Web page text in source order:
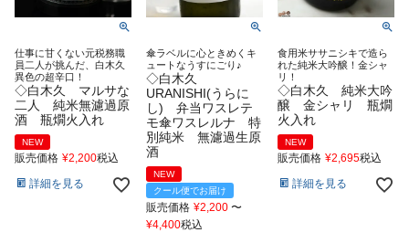
仕事に甘くない元税務職
員二人が挑んだ、白木久
異色の超辛口！
◇白木久 マルサな
二人 純米無濾過原
酒 瓶燗火入れ
NEW
販売価格 ¥2,200税込
詳細を見る
傘ラベルに心ときめくキ
ュートなうすにごり♪
◇白木久
URANISHI(うらに
し) 弁当ワスレテ
モ傘ワスレルナ 特
別純米 無濾過生原
酒
NEW
クール便でお届け
販売価格 ¥2,200 〜
¥4,400税込
食用米ササニシキで造ら
れた純米大吟醸！金シャ
リ！
◇白木久 純米大吟
醸 金シャリ 瓶燗
火入れ
NEW
販売価格 ¥2,695税込
詳細を見る